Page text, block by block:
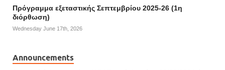
Πρόγραμμα εξεταστικής Σεπτεμβρίου 2025-26 (1η
διόρθωση)
Wednesday June 17th, 2026
Announcements